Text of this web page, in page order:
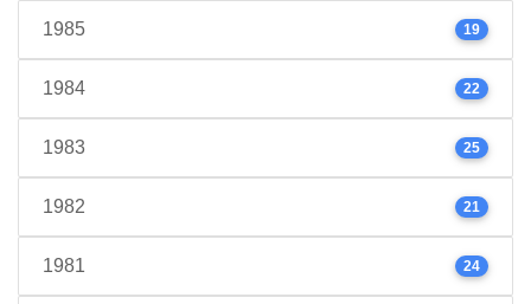
1985 19
1984 22
1983 25
1982 21
1981 24